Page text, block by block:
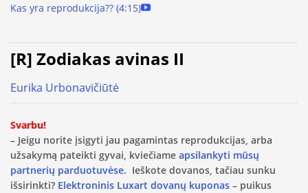
Kas yra reprodukcija?? (4:15)
[R] Zodiakas avinas II
Eurika Urbonavičiūtė
Svarbu!
– Jeigu norite įsigyti jau pagamintas reprodukcijas, arba
užsakymą pateikti gyvai, kviečiame apsilankyti mūsų
partnerių parduotuvėse. Ieškote dovanos, tačiau sunku
išsirinkti? Elektroninis Luxart dovanų kuponas – puikus